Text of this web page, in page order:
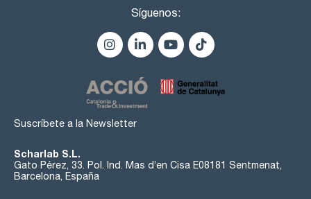
Síguenos:
Suscríbete a la Newsletter
Scharlab S.L.
Gato Pérez, 33. Pol. Ind. Mas d’en Cisa E08181 Sentmenat,
Barcelona, España